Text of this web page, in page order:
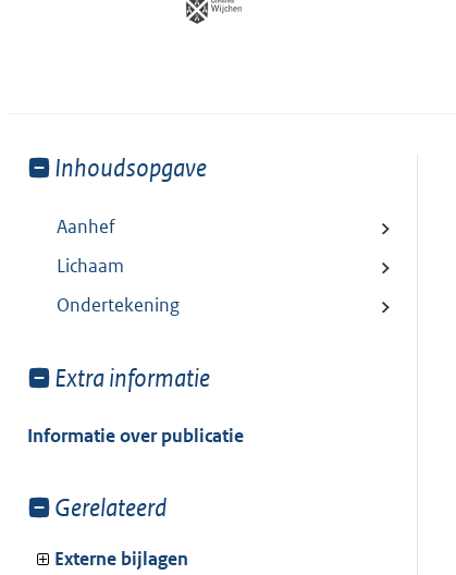
Toon
van:
Inhoudsopgave
Aanhef
Lichaam
Ondertekening
Toon
van:
Extra informatie
Informatie over publicatie
Toon
van:
Gerelateerd
Externe bijlagen